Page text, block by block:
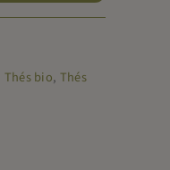
Thés bio, Thés